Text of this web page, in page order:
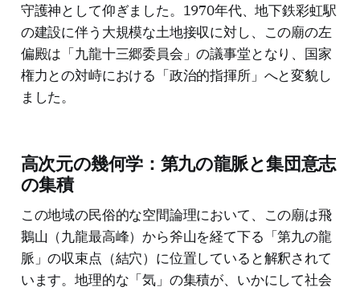
守護神として仰ぎました。1970年代、地下鉄彩虹駅
の建設に伴う大規模な土地接収に対し、この廟の左
偏殿は「九龍十三郷委員会」の議事堂となり、国家
権力との対峙における「政治的指揮所」へと変貌し
ました。
高次元の幾何学：第九の龍脈と集団意志
の集積
この地域の民俗的な空間論理において、この廟は飛
鵝山（九龍最高峰）から斧山を経て下る「第九の龍
脈」の収束点（結穴）に位置していると解釈されて
います。地理的な「気」の集積が、いかにして社会